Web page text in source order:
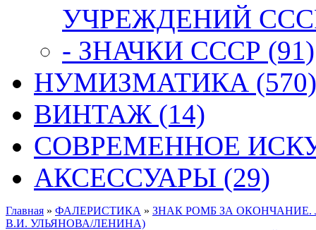
УЧРЕЖДЕНИЙ
- ЗНАЧКИ СССР (91)
НУМИЗМАТИКА (570)
ВИНТАЖ (14)
СОВРЕМЕННОЕ
АКСЕССУАРЫ (29)
Главная » ФАЛЕРИСТИКА » ЗНАК РОМБ ЗА
В.И. УЛЬЯНОВА/ЛЕНИНА)